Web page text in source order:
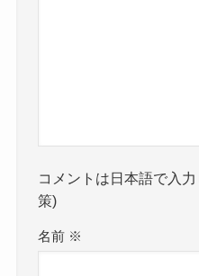
コメントは日本語で入
策)
名前 ※